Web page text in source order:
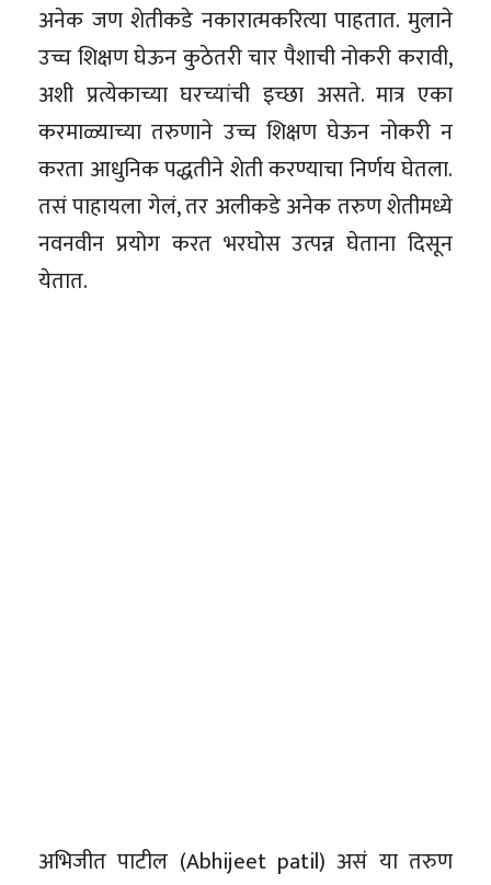
अनेक जण शेतीकडे नकारात्मकरित्या पाहतात. मुलाने
उच्च शिक्षण घेऊन कुठेतरी चार पैशाची नोकरी करावी,
अशी प्रत्येकाच्या घरच्यांची इच्छा असते. मात्र एका
करमाळ्याच्या तरुणाने उच्च शिक्षण घेऊन नोकरी न
करता आधुनिक पद्धतीने शेती करण्याचा निर्णय घेतला.
तसं पाहायला गेलं, तर अलीकडे अनेक तरुण शेतीमध्ये
नवनवीन प्रयोग करत भरघोस उत्पन्न घेताना दिसून
येतात.
अभिजीत पाटील (Abhijeet patil) असं या तरुण